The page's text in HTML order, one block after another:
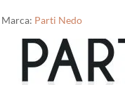
Marca: Parti Nedo